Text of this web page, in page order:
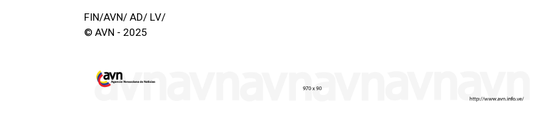
FIN/AVN/ AD/ LV/
© AVN - 2025